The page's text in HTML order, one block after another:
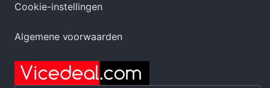
Cookie-instellingen
Algemene voorwaarden